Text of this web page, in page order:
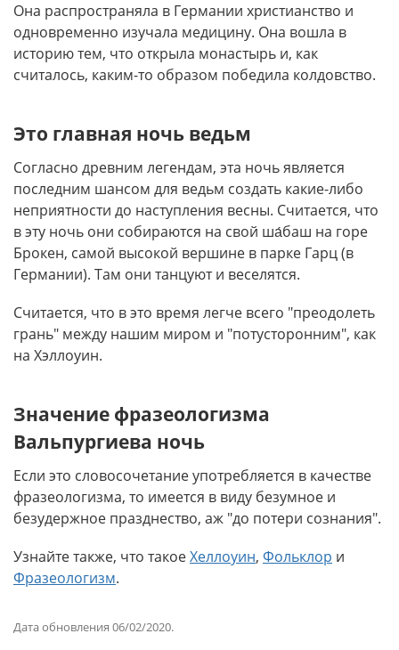
Она распространяла в Германии христианство и
одновременно изучала медицину. Она вошла в
историю тем, что открыла монастырь и, как
считалось, каким-то образом победила колдовство.
Это главная ночь ведьм
Согласно древним легендам, эта ночь является
последним шансом для ведьм создать какие-либо
неприятности до наступления весны. Считается, что
в эту ночь они собираются на свой ша́баш на горе
Брокен, самой высокой вершине в парке Гарц (в
Германии). Там они танцуют и веселятся.
Считается, что в это время легче всего "преодолеть
грань" между нашим миром и "потусторонним", как
на Хэллоуин.
Значение фразеологизма
Вальпургиева ночь
Если это словосочетание употребляется в качестве
фразеологизма, то имеется в виду безумное и
безудержное празднество, аж "до потери сознания".
Узнайте также, что такоеХеллоуин, Фольклор и
Фразеологизм.
Дата обновления 06/02/2020.